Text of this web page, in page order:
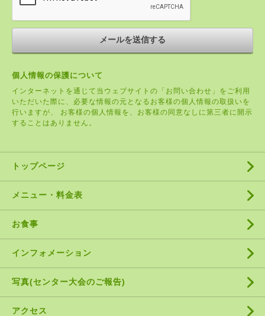
個人情報の保護について
インターネットを通じて当ウェブサイトの「お問い合わせ」をご利用
いただいた際に、必要な情報の元となるお客様の個人情報の取扱いを
行いますが、 お客様の個人情報を、お客様の同意なしに第三者に開示
することはありません。
トップページ
メニュー・料金表
お食事
インフォメーション
写真(センター大会のご報告)
アクセス